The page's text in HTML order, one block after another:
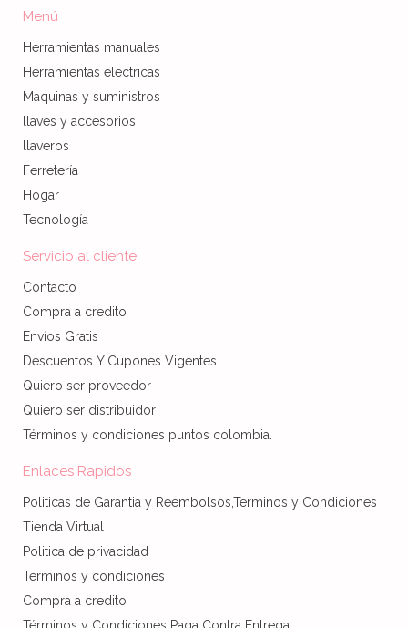
Menú
Herramientas manuales
Herramientas electricas
Maquinas y suministros
llaves y accesorios
llaveros
Ferretería
Hogar
Tecnología
Servicio al cliente
Contacto
Compra a credito
Envíos Gratis
Descuentos Y Cupones Vigentes
Quiero ser proveedor
Quiero ser distribuidor
Términos y condiciones puntos colombia.
Enlaces Rapidos
Politicas de Garantia y Reembolsos,Terminos y Condiciones
Tienda Virtual
Politica de privacidad
Terminos y condiciones
Compra a credito